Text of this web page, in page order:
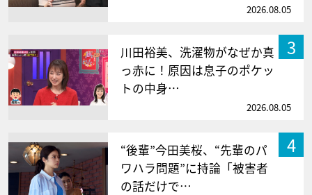
2026.08.05
3
川田裕美、洗濯物がなぜか真
っ赤に！原因は息子のポケッ
トの中身…
2026.08.05
4
“後輩”今田美桜、“先輩のパ
ワハラ問題”に持論「被害者
の話だけで…